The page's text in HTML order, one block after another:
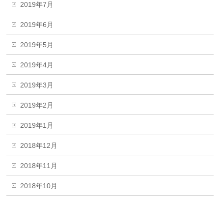
2019年7月
2019年6月
2019年5月
2019年4月
2019年3月
2019年2月
2019年1月
2018年12月
2018年11月
2018年10月